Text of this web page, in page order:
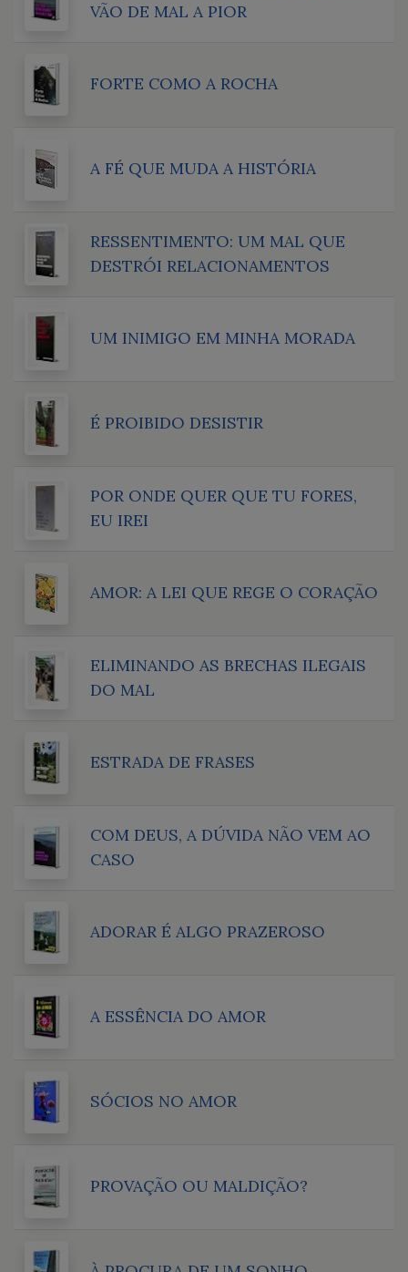
VÃO DE MAL A PIOR
FORTE COMO A ROCHA
A FÉ QUE MUDA A HISTÓRIA
RESSENTIMENTO: UM MAL QUE
DESTRÓI RELACIONAMENTOS
UM INIMIGO EM MINHA MORADA
É PROIBIDO DESISTIR
POR ONDE QUER QUE TU FORES,
EU IREI
AMOR: A LEI QUE REGE O CORAÇÃO
ELIMINANDO AS BRECHAS ILEGAIS
DO MAL
ESTRADA DE FRASES
COM DEUS, A DÚVIDA NÃO VEM AO
CASO
ADORAR É ALGO PRAZEROSO
A ESSÊNCIA DO AMOR
SÓCIOS NO AMOR
PROVAÇÃO OU MALDIÇÃO?